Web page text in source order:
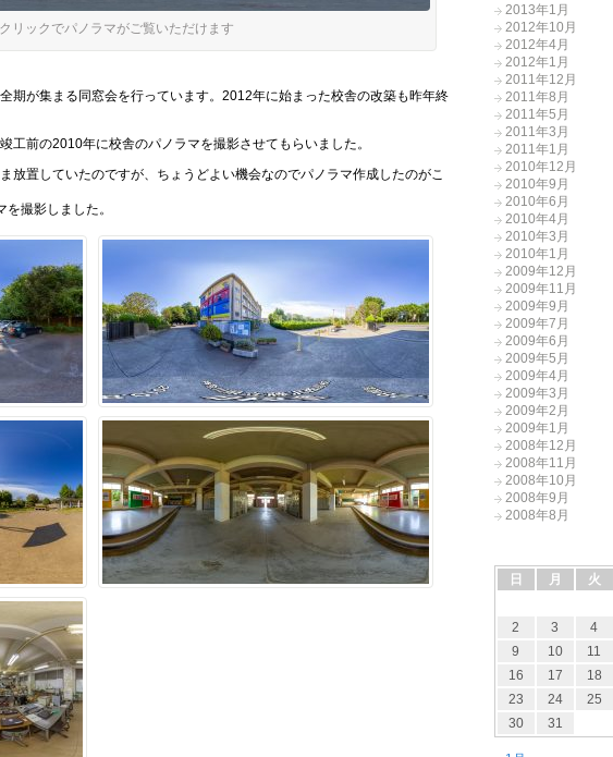
リックでパノラマがご覧いただけます
期が集まる同窓会を行っています。2012年に始まった校舎の改築も昨年終
工前の2010年に校舎のパノラマを撮影させてもらいました。
放置していたのですが、ちょうどよい機会なのでパノラマ作成したのがこ
撮影しました。
2013年1月
2012年10月
2012年4月
2012年1月
2011年12月
2011年8月
2011年5月
2011年3月
2011年1月
2010年12月
2010年9月
2010年6月
2010年4月
2010年3月
2010年1月
2009年12月
2009年11月
2009年9月
2009年7月
2009年6月
2009年5月
2009年4月
2009年3月
2009年2月
2009年1月
2008年12月
2008年11月
2008年10月
2008年9月
2008年8月
日
月 火
2
3 4
9
10 11
16
17 18
23
24 25
30
31